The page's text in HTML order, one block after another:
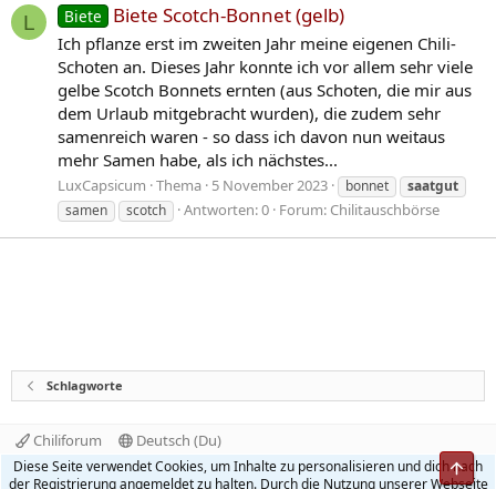
L Biete Biete Scotch-Bonnet (gelb)
Ich pflanze erst im zweiten Jahr meine eigenen Chili-
Schoten an. Dieses Jahr konnte ich vor allem sehr viele
gelbe Scotch Bonnets ernten (aus Schoten, die mir aus
dem Urlaub mitgebracht wurden), die zudem sehr
samenreich waren - so dass ich davon nun weitaus
mehr Samen habe, als ich nächstes...
LuxCapsicum Thema 5 November 2023 bonnet
saatgut
samen
scotch Antworten: 0 Forum: Chilitauschbörse
Schlagworte
Chiliforum
Deutsch (Du)
Kontakt
Nutzungsbedingungen
Datenschutz
Hilfe und Impressum
Start
R
Diese Seite verwendet Cookies, um Inhalte zu personalisieren und dich nach
der Registrierung angemeldet zu halten. Durch die Nutzung unserer Webseite